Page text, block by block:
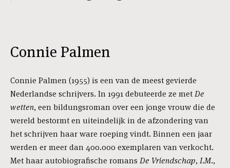
Connie Palmen
Connie Palmen (1955) is een van de meest gevierde
Nederlandse schrijvers. In 1991 debuteerde ze metDe
wetten, een bildungsroman over een jonge vrouw die de
wereld bestormt en uiteindelijk in de afzondering van
het schrijven haar ware roeping vindt. Binnen een jaar
werden er meer dan 400.000 exemplaren van verkocht.
Met haar autobiografische romans De Vriendschap,I.M.,